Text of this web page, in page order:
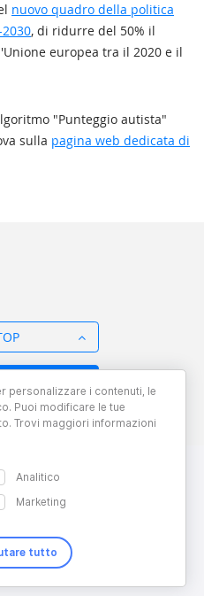
nuovo quadro della politica
, di ridurre del 50% il
europea tra il 2020 e il
"Punteggio autista"
sulla pagina web dedicata di
reserved. Developed by
personalizzare i contenuti, le
Puoi modificare le tue
Trovi maggiori informazioni
Analitico
Marketing
tutto